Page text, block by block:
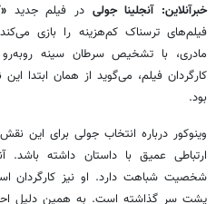
خبرآنلاین: آنجلینا جولیدر فیلم جدید
فیلم‌های ترسناک کم‌هزینه را بازی
مادری، با تشخیص سرطان سینه
کارگردان فیلم، می‌گوید از همان ابتدا
بود.
وینوکور درباره انتخاب جولی برای این
ارتباطی عمیق با داستان داشته باشد.
شخصیت شباهت دارد. او نیز کارگردان
پشت سر گذاشته است. به همین دلیل